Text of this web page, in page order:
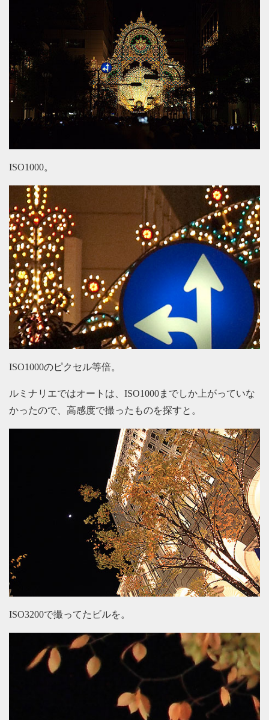
ISO1000。
ISO1000のピクセル等倍。
ルミナリエではオートは、ISO1000までしか上がっていな
かったので、高感度で撮ったものを探すと。
ISO3200で撮ってたビルを。